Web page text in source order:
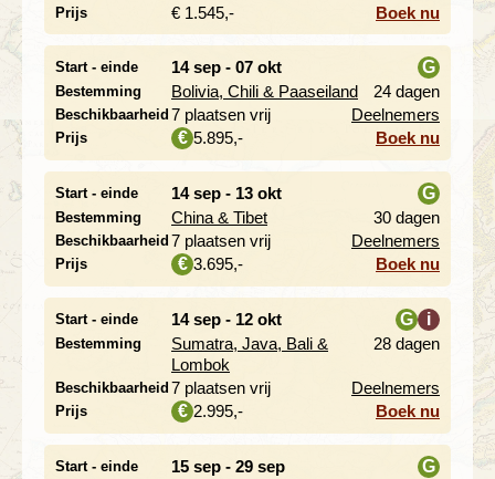
Prijs € 1.545,- Boek nu
Start - einde 14 sep - 07 okt
Bestemming Bolivia, Chili & Paaseiland
G
24 dagen
Beschikbaarheid 7 plaatsen vrij Deelnemers
Prijs € 5.895,- Boek nu
Start - einde 14 sep - 13 okt
Bestemming China & Tibet
G
30 dagen
Beschikbaarheid 7 plaatsen vrij Deelnemers
Prijs € 3.695,- Boek nu
Start - einde 14 sep - 12 okt
Bestemming
Sumatra, Java, Bali &
Lombok
G
i
28 dagen
Beschikbaarheid 7 plaatsen vrij Deelnemers
Prijs € 2.995,- Boek nu
Start - einde 15 sep - 29 sep G